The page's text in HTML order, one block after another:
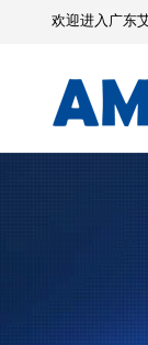
欢迎进入广东